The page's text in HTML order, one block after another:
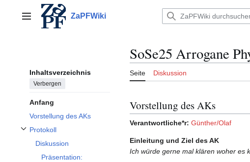
springenHauptmenü ZaPFWiki
Inhaltsverzeichnis
Verbergen
Anfang
Vorstellung des AKs
Protokoll
Unterabschnitt Protokoll umschalten
Diskussion
Präsentation:
SoSe25 Arrogane
Seite Diskussion
Vorstellung des AKs
Verantwortliche*r: Günther/Olaf
Einleitung und Ziel des AK
Ich würde gerne mal klären woher es